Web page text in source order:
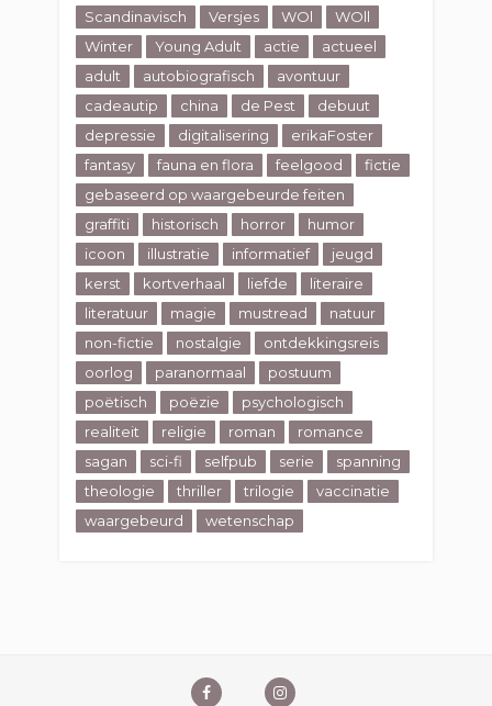
Scandinavisch
Versjes WOl
WOll
Winter
Young Adult actie
actueel
adult
autobiografisch
avontuur
cadeautip
china de Pest
debuut
depressie
digitalisering
erikaFoster
fantasy
fauna en flora feelgood
fictie
gebaseerd op waargebeurde feiten
graffiti
historisch horror
humor
icoon
illustratie informatief
jeugd
kerst
kortverhaal liefde
literaire
literatuur
magie mustread
natuur
non-fictie
nostalgie
ontdekkingsreis
oorlog
paranormaal
postuum
poëtisch
poëzie
psychologisch
realiteit
religie roman
romance
sagan
sci-fi selfpub serie
spanning
theologie
thriller trilogie
vaccinatie
waargebeurd
wetenschap